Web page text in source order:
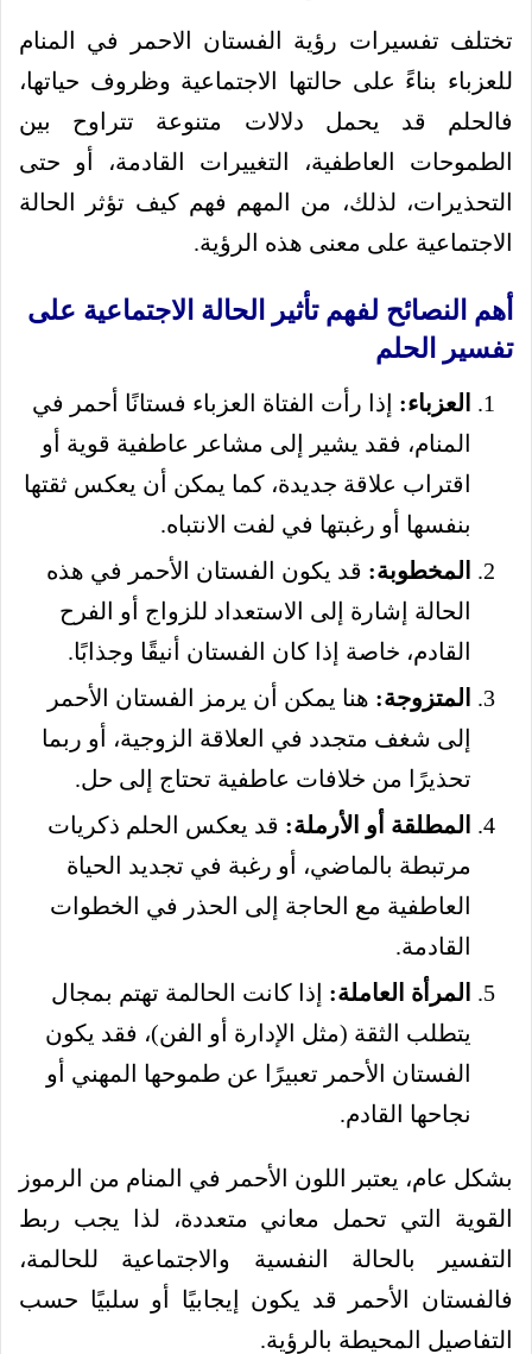
تختلف تفسيرات رؤية الفستان الاحمر في المنام
للعزباء بناءً على حالتها الاجتماعية وظروف حياتها،
فالحلم قد يحمل دلالات متنوعة تتراوح بين
الطموحات العاطفية، التغييرات القادمة، أو حتى
التحذيرات، لذلك، من المهم فهم كيف تؤثر الحالة
الاجتماعية على معنى هذه الرؤية.
أهم النصائح لفهم تأثير الحالة الاجتماعية على
تفسير الحلم
العزباء: إذا رأت الفتاة العزباء فستانًا أحمر في
المنام، فقد يشير إلى مشاعر عاطفية قوية أو
اقتراب علاقة جديدة، كما يمكن أن يعكس ثقتها
بنفسها أو رغبتها في لفت الانتباه.
المخطوبة: قد يكون الفستان الأحمر في هذه
الحالة إشارة إلى الاستعداد للزواج أو الفرح
القادم، خاصة إذا كان الفستان أنيقًا وجذابًا.
المتزوجة: هنا يمكن أن يرمز الفستان الأحمر
إلى شغف متجدد في العلاقة الزوجية، أو ربما
تحذيرًا من خلافات عاطفية تحتاج إلى حل.
المطلقة أو الأرملة: قد يعكس الحلم ذكريات
مرتبطة بالماضي، أو رغبة في تجديد الحياة
العاطفية مع الحاجة إلى الحذر في الخطوات
القادمة.
المرأة العاملة: إذا كانت الحالمة تهتم بمجال
يتطلب الثقة (مثل الإدارة أو الفن)، فقد يكون
الفستان الأحمر تعبيرًا عن طموحها المهني أو
نجاحها القادم.
بشكل عام، يعتبر اللون الأحمر في المنام من الرموز
القوية التي تحمل معاني متعددة، لذا يجب ربط
التفسير بالحالة النفسية والاجتماعية للحالمة،
فالفستان الأحمر قد يكون إيجابيًا أو سلبيًا حسب
التفاصيل المحيطة بالرؤية.